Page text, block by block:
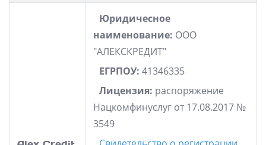
Юридичесное
наименование: ООО
"АЛЕКСКРЕДИТ"
ЕГРПОУ: 41346335
Лицензия: распоряжение
Нацкомфинуслуг от 17.08.2017 №
3549